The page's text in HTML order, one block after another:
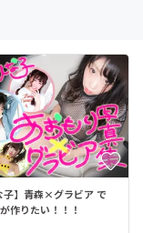
子】青森×グラビア で
作りたい！！！